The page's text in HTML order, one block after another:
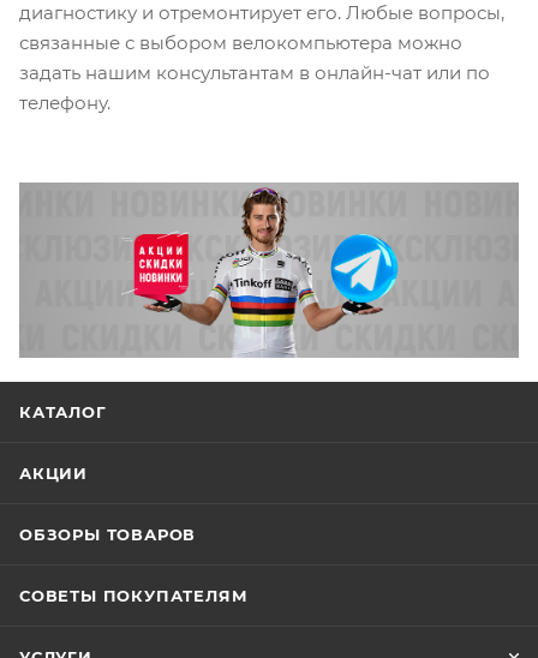
диагностику и отремонтирует его. Любые вопросы,
связанные с выбором велокомпьютера можно
задать нашим консультантам в онлайн-чат или по
телефону.
КАТАЛОГ
АКЦИИ
ОБЗОРЫ ТОВАРОВ
СОВЕТЫ ПОКУПАТЕЛЯМ